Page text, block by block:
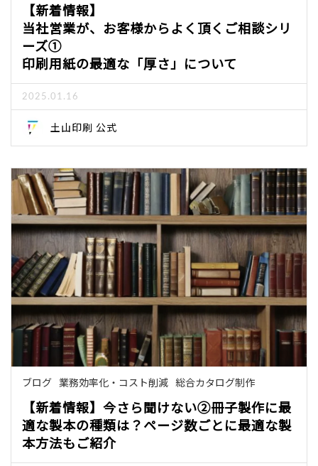
【新着情報】
当社営業が、お客様からよく頂くご相談シリ
ーズ①
印刷用紙の最適な「厚さ」について
2025.01.16
土山印刷 公式
ブログ 業務効率化・コスト削減 総合カタログ制作
【新着情報】今さら聞けない②冊子製作に最
適な製本の種類は？ページ数ごとに最適な製
本方法もご紹介